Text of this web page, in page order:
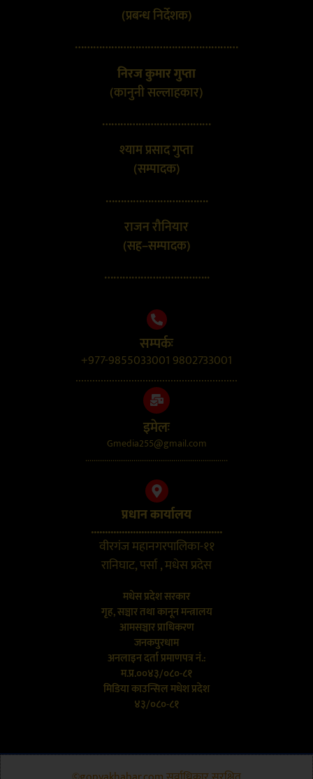
(प्रबन्ध निर्देशक)
………………………………………………
निरज कुमार गुप्ता
(कानुनी सल्लाहकार)
………………………………
श्याम प्रसाद गुप्ता
(सम्पादक)
…………………………….
राजन रौनियार
(सह–सम्पादक)
……………………………..
सम्पर्कः
+977-9855033001 9802733001
..........................................................
इमेलः
Gmedia255@gmail.com
....................................................................
प्रधान कार्यालय
...............................................
वीरगंज महानगरपालिका-११
रानिघाट, पर्सा , मधेस प्रदेस
मधेस प्रदेश सरकार
गृह, सञ्चार तथा कानून मन्त्रालय
आमसञ्चार प्राधिकरण
जनकपुरधाम
अनलाइन दर्ता प्रमाणपत्र नं.:
म.प्र.००४३/०८०-८१
मिडिया काउन्सिल मधेश प्रदेश
४३/०८०-८१